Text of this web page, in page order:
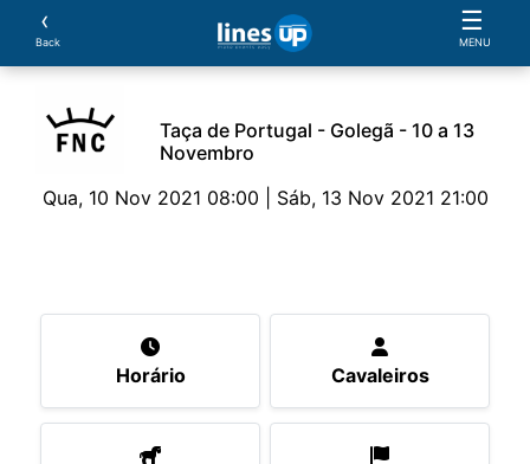
‹
Back
☰
MENU
Taça de Portugal - Golegã - 10 a 13
Novembro
Qua, 10 Nov 2021 08:00 | Sáb, 13 Nov 2021 21:00
Horário Cavaleiros